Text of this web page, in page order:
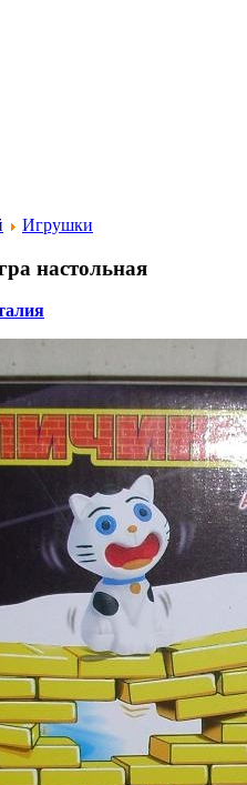
Игрушки
настольная